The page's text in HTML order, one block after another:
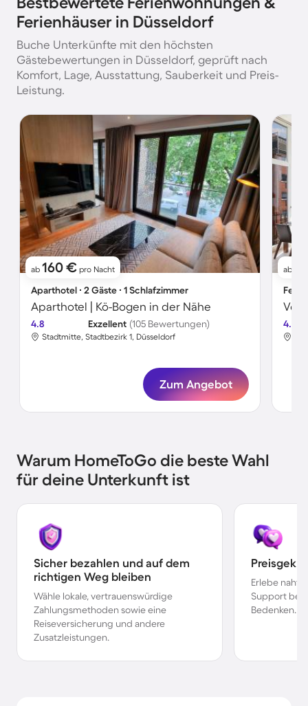
Ferienhäuser in Düsseldorf
Buche Unterkünfte mit den höchsten
Gästebewertungen in Düsseldorf, geprüft nach
Komfort, Lage, Ausstattung, Sauberkeit und Preis-
Leistung.
ab 160 € pro Nacht
Aparthotel ∙ 2 Gäste ∙ 1 Schlafzimmer
Aparthotel | Kö-Bogen in der Nähe
4.8 Exzellent (105 Bewertungen)
Stadtmitte, Stadtbezirk 1, Düsseldorf
Zum Angebot
ab
4.7
Warum HomeToGo die beste Wahl
für deine Unterkunft ist
Sicher bezahlen und auf dem
richtigen Weg bleiben
Wähle lokale, vertrauenswürdige
Zahlungsmethoden sowie eine
Reiseversicherung und andere
Zusatzleistungen.
Erlebe
Support bei
Bedenken.